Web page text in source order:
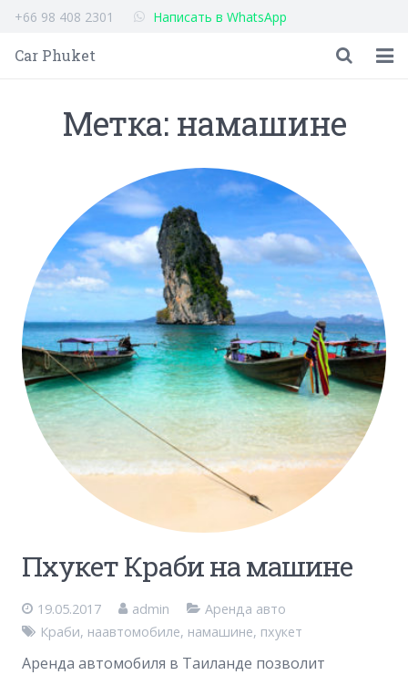
+66 98 408 2301 Написать в WhatsApp
Car Phuket
Полезная информация
Контакты
Метка: намашине
Пхукет Краби на машине
19.05.2017 admin
Аренда авто
Краби, наавтомобиле, намашине, пхукет
Аренда автомобиля в Таиланде позволит